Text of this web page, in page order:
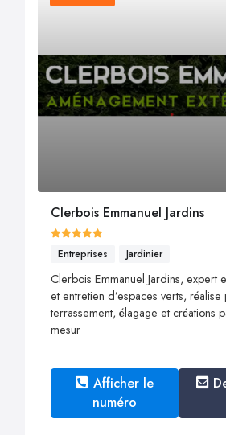
Clerbois Emmanuel Jardins
Entreprises Jardinier
Clerbois Emmanuel Jardins, expert
et entretien d’espaces verts, réalise
terrassement, élagage et créations
mesur
Afficher le
numéro